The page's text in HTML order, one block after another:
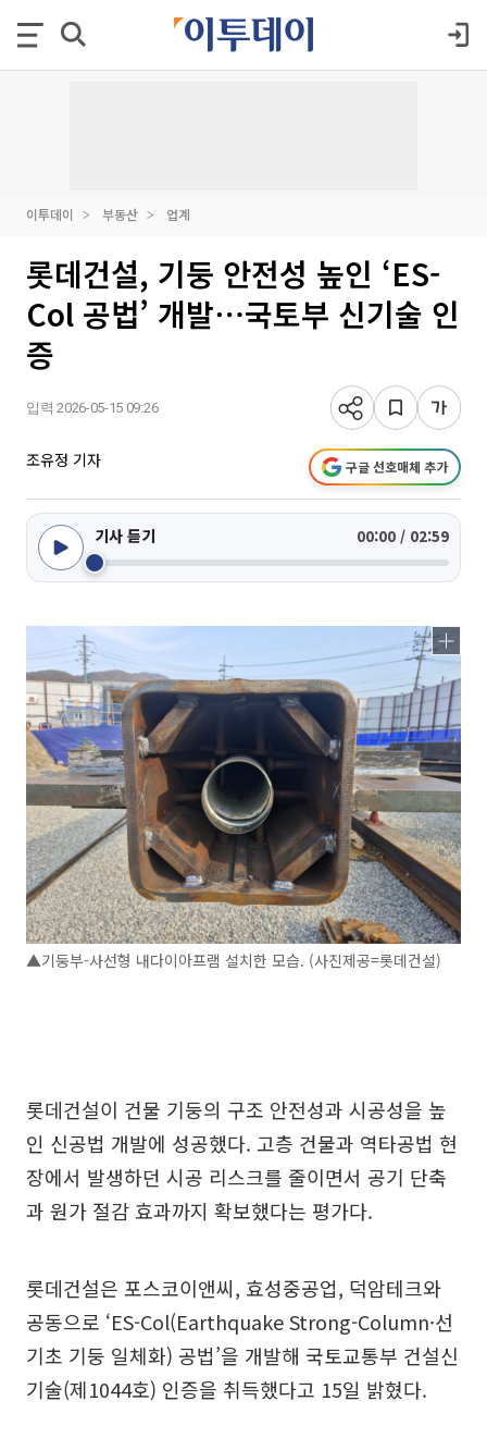
이투데이 부동산 업계
롯데건설, 기둥 안전성 높인 ‘ES-
Col 공법’ 개발⋯국토부 신기술 인
증
입력 2026-05-15 09:26
조유정 기자 구글 선호매체 추가
기사 듣기 00:00 / 02:59
▲기둥부-사선형 내다이아프램 설치한 모습. (사진제공=롯데건설)
롯데건설이 건물 기둥의 구조 안전성과 시공성을 높
인 신공법 개발에 성공했다. 고층 건물과 역타공법 현
장에서 발생하던 시공 리스크를 줄이면서 공기 단축
과 원가 절감 효과까지 확보했다는 평가다.
롯데건설은 포스코이앤씨, 효성중공업, 덕암테크와
공동으로 ‘ES-Col(Earthquake Strong-Column·선
기초 기둥 일체화) 공법’을 개발해 국토교통부 건설신
기술(제1044호) 인증을 취득했다고 15일 밝혔다.